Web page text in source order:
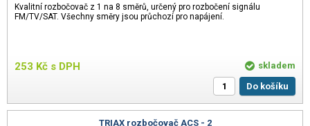
Kvalitní rozbočovač z 1 na 8 směrů, určený pro rozbočení signálu
FM/TV/SAT. Všechny směry jsou průchozí pro napájení.
253 Kč s DPH
skladem
Do košíku
TRIAX rozbočovač ACS - 2